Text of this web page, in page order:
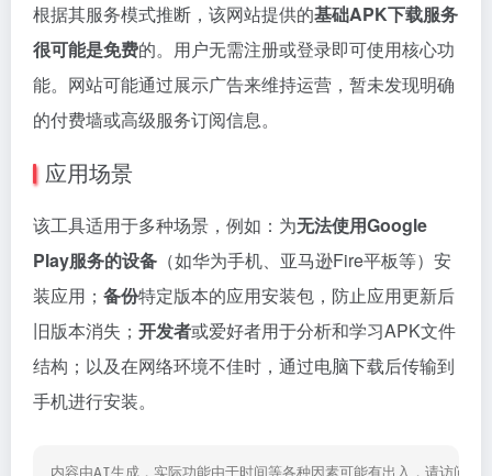
根据其服务模式推断，该网站提供的基础APK下载服务
很可能是免费的。用户无需注册或登录即可使用核心功
能。网站可能通过展示广告来维持运营，暂未发现明确
的付费墙或高级服务订阅信息。
应用场景
该工具适用于多种场景，例如：为无法使用Google
Play服务的设备 （如华为手机、亚马逊Fire平板等）安
装应用； 备份特定版本的应用安装包，防止应用更新后
旧版本消失； 开发者或爱好者用于分析和学习APK文件
结构；以及在网络环境不佳时，通过电脑下载后传输到
手机进行安装。
内容由AI生成，实际功能由于时间等各种因素可能有出入，请访问网